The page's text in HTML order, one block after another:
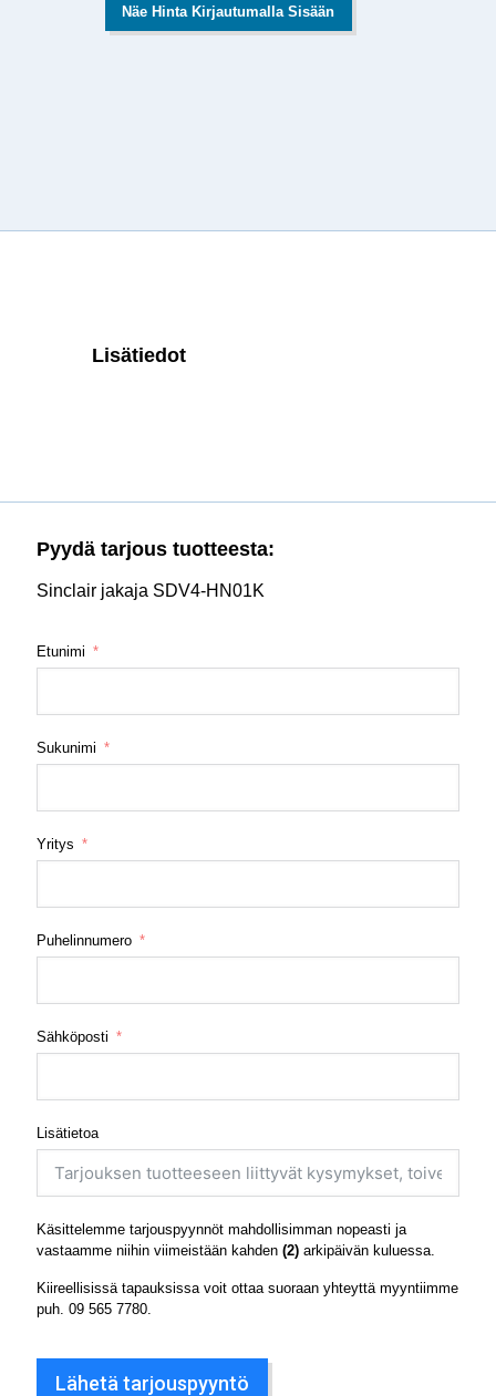
Näe Hinta Kirjautumalla Sisään
Lisätiedot
Pyydä tarjous tuotteesta:
Sinclair jakaja SDV4-HN01K
Etunimi
Sukunimi
Yritys
Puhelinnumero
Sähköposti
Lisätietoa
Käsittelemme tarjouspyynnöt mahdollisimman nopeasti ja
vastaamme niihin viimeistään kahden (2) arkipäivän kuluessa.
Kiireellisissä tapauksissa voit ottaa suoraan yhteyttä myyntiimme
puh. 09 565 7780
Lähetä tarjouspyyntö